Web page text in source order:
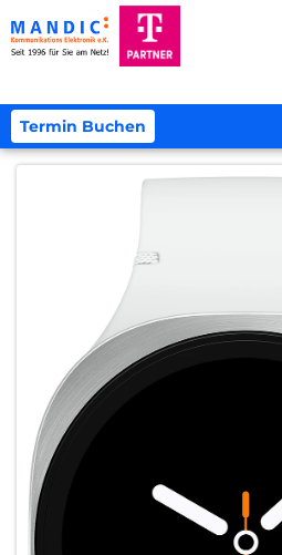
Termin Buchen